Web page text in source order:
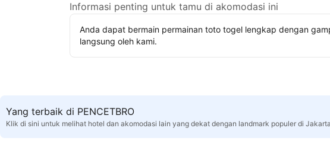
Informasi penting untuk tamu di akomodasi ini
Anda dapat bermain permainan toto togel lengkap dengan
langsung oleh kami.
Yang terbaik di PENCETBRO
Klik di sini untuk melihat hotel dan akomodasi lain yang dekat dengan landmark populer di Jakarta